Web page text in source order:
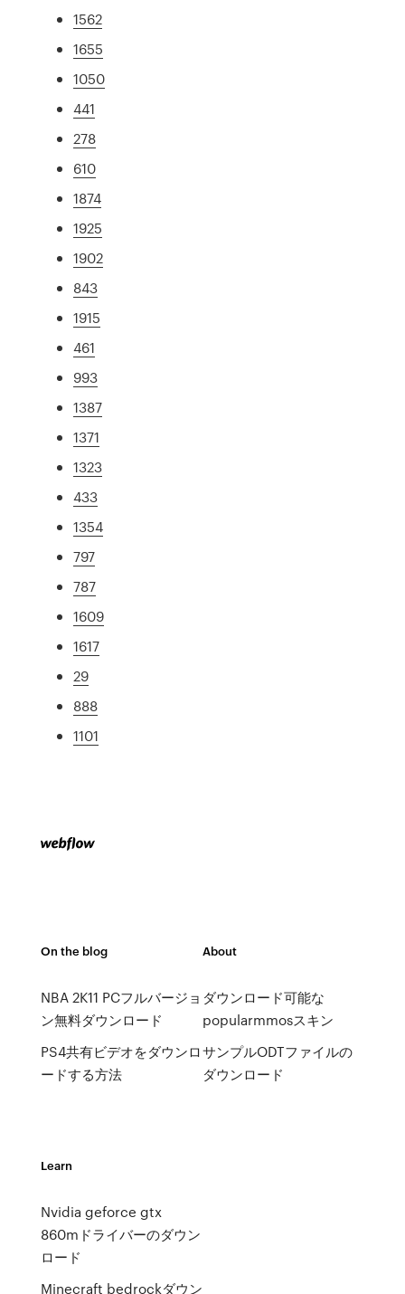
1562
1655
1050
441
278
610
1874
1925
1902
843
1915
461
993
1387
1371
1323
433
1354
797
787
1609
1617
29
888
1101
On the blog
NBA 2K11 PCフルバージョ
ン無料ダウンロード
PS4共有ビデオをダウンロ
ードする方法
About
ダウンロード可能な
popularmmosスキン
サンプルODTファイルの
ダウンロード
Learn
Nvidia geforce gtx
860mドライバーのダウン
ロード
Minecraft bedrockダウン